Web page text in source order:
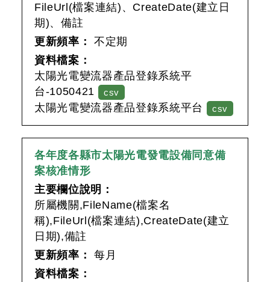
FileUrl(檔案連結)、CreateDate(建立日
期)、備註
更新頻率：
不定期
資料檔案：
太陽光電變流器產品登錄系統平
台-1050421
csv
太陽光電變流器產品登錄系統平台 csv
各年度各縣市太陽光電發電設備同意備
案核准情形
主要欄位說明：
所屬機關,FileName(檔案名
稱),FileUrl(檔案連結),CreateDate(建立
日期),備註
更新頻率：
每月
資料檔案：